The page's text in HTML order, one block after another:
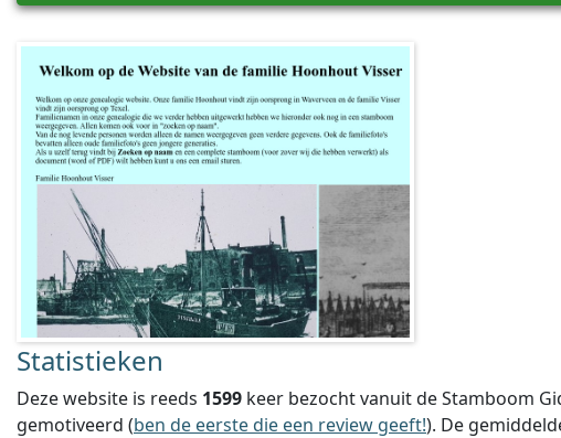
Statistieken
Deze website is reeds 1599 keer bezocht vanuit de Stamboom
gemotiveerd (ben de eerste die een review geeft!). De